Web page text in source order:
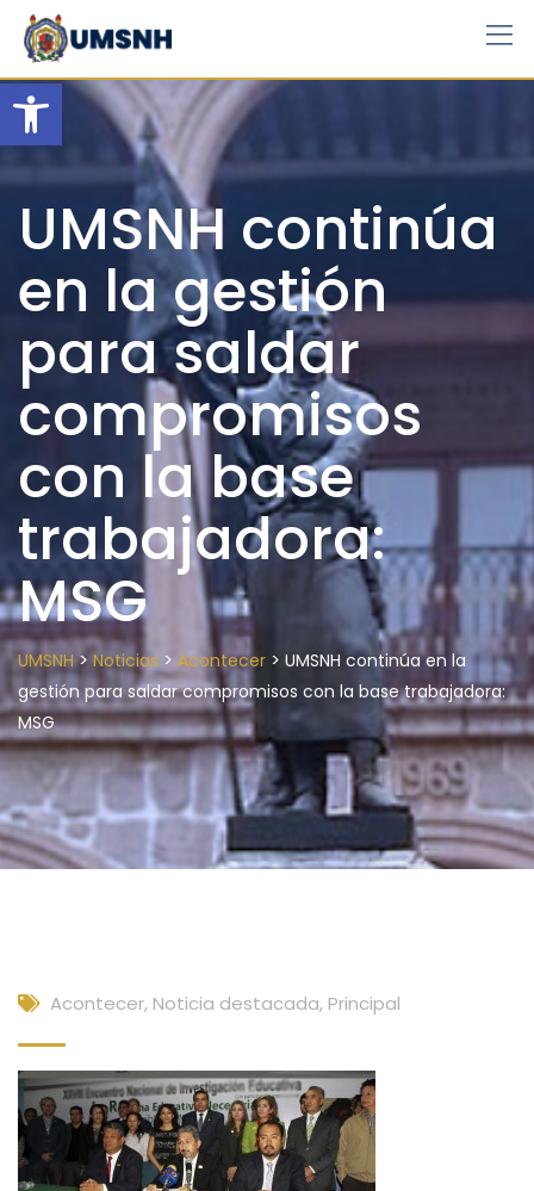
Open toolbar
Skip
content
UMSNH continúa
en la gestión
para saldar
compromisos
con la base
trabajadora:
MSG
UMSNH> Noticias > Acontecer > UMSNH continúa en la
gestión para saldar compromisos con la base trabajadora:
MSG
Acontecer, Noticia destacada, Principal